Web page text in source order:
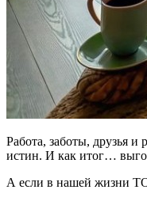
Работа, заботы, друзья
истин. И как итог…
А если в нашей жизни